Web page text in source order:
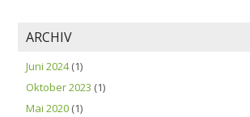
ARCHIV
Juni 2024(1)
Oktober 2023 (1)
Mai 2020 (1)